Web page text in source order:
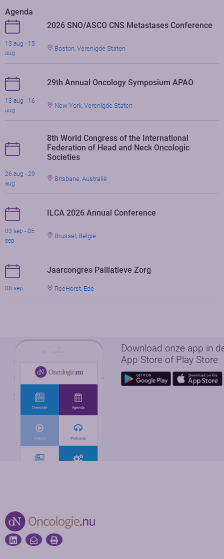
Agenda
2026 SNO/ASCO CNS Metastases Conference
13 aug - 15
aug
Boston, Verenigde Staten
29th Annual Oncology Symposium APAO
13 aug - 16
aug
New York, Verenigde Staten
8th World Congress of the International
Federation of Head and Neck Oncologic
Societies
26 aug - 29
aug
Brisbane, Australië
ILCA 2026 Annual Conference
03 sep - 05
sep
Brussel, België
Jaarcongres Palliatieve Zorg
08 sep ReeHorst, Ede
Download onze app in
App Store of Play Store